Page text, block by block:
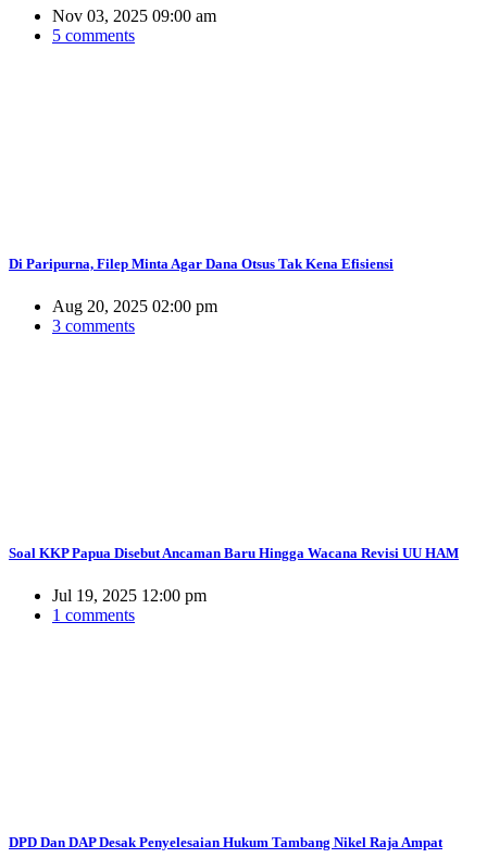
Nov 03, 2025 09:00 am
5 comments
Di Paripurna, Filep Minta Agar Dana Otsus Tak Kena Efisiensi
Aug 20, 2025 02:00 pm
3 comments
Soal KKP Papua Disebut Ancaman Baru Hingga Wacana Revisi UU HAM
Jul 19, 2025 12:00 pm
1 comments
DPD Dan DAP Desak Penyelesaian Hukum Tambang Nikel Raja Ampat